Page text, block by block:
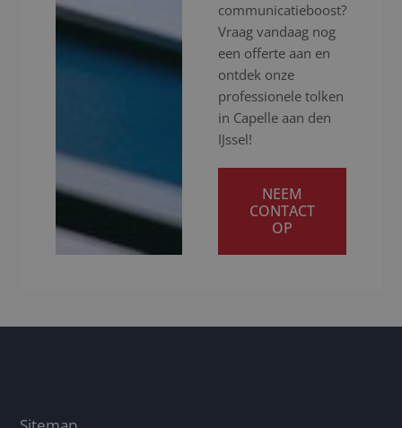
communicatieboost?
Vraag vandaag nog
een offerte aan en
ontdek onze
professionele tolken
in Capelle aan den
IJssel!
NEEM
CONTACT
OP